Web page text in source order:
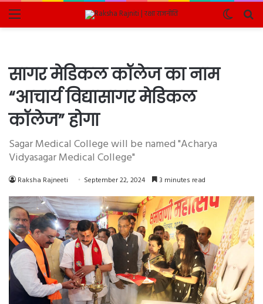
Menu
Switch
skin
सागर मेडिकल कॉलेज का नाम
“आचार्य विद्यासागर मेडिकल
कॉलेज” होगा
Sagar Medical College will be named "Acharya
Vidyasagar Medical College"
Raksha Rajneeti September 22, 2024 3 minutes read